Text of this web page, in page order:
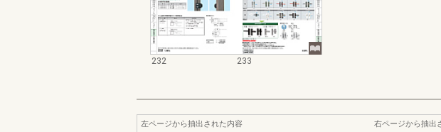
232 233
左ページから抽出された内容
右ページから抽出